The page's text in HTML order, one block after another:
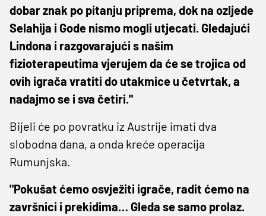
dobar znak po pitanju priprema, dok na ozljede
Selahija i Gode nismo mogli utjecati. Gledajući
Lindona i razgovarajući s našim
fizioterapeutima vjerujem da će se trojica od
ovih igrača vratiti do utakmice u četvrtak, a
nadajmo se i sva četiri."
Bijeli će po povratku iz Austrije imati dva
slobodna dana, a onda kreće operacija
Rumunjska.
"Pokušat ćemo osvježiti igrače, radit ćemo na
završnici i prekidima… Gleda se samo prolaz.